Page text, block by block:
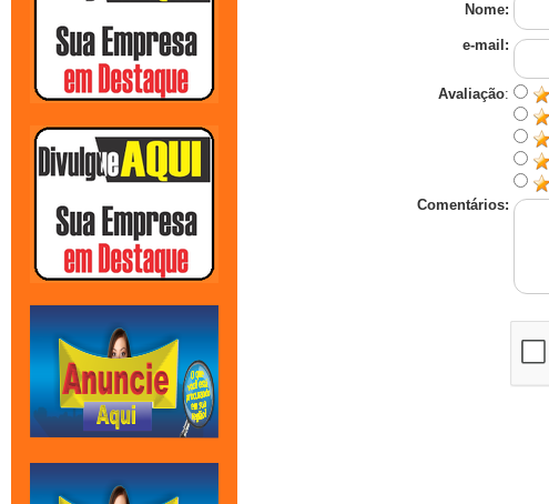
Nome:
e-mail:
Avaliação:
Comentários: